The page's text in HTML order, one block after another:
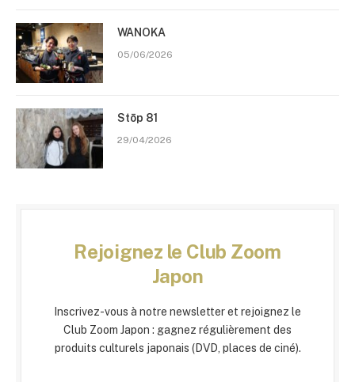
WANOKA
05/06/2026
Stōp 81
29/04/2026
Rejoignez le Club Zoom
Japon
Inscrivez-vous à notre newsletter et rejoignez le
Club Zoom Japon : gagnez régulièrement des
produits culturels japonais (DVD, places de ciné).